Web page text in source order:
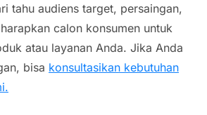
tahu audiens target, persaingan,
calon konsumen untuk
atau layanan Anda. Jika Anda
bisa konsultasikan kebutuhan